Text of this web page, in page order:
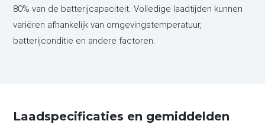
80% van de batterijcapaciteit. Volledige laadtijden kunnen
variëren afhankelijk van omgevingstemperatuur,
batterijconditie en andere factoren.
Laadspecificaties en gemiddelden